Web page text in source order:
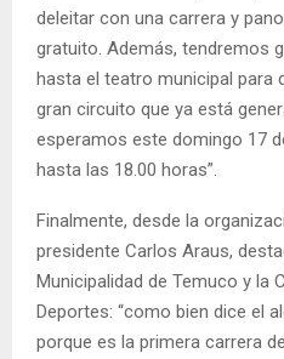
deleitar con una carrera y
gratuito. Además, tendremos
hasta el teatro municipal para
gran circuito que ya está
esperamos este domingo 17
hasta las 18.00 horas”.
Finalmente, desde la
presidente Carlos Araus,
Municipalidad de Temuco y la
Deportes: “como bien dice el
porque es la primera carrera